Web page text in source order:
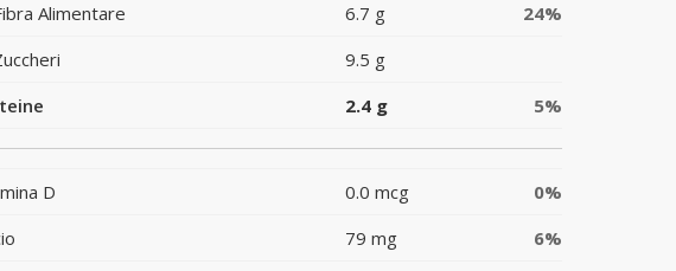
Alimentare
6.7 g
24%
9.5 g
2.4 g 5%
D 0.0 mcg
0%
79 mg
6%